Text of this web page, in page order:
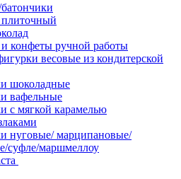
конфеты ручной работы
весовые из кондитерской
шоколадные
вафельные
с мягкой карамелью
нуговые/ марципановые/
суфле/маршмеллоу